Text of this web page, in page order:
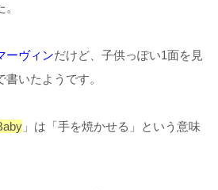
ーヴィンだけど、子供っぽい1面を見
いたようです。
」は「手を焼かせる」という意味